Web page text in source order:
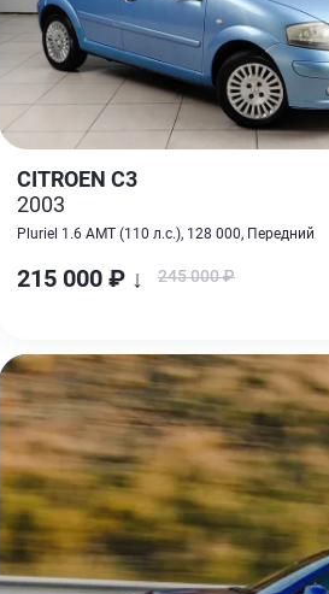
CITROEN C3
2003
Pluriel 1.6 AMT (110 л.с.), 128 000, Передний
215 000 ₽ ↓ 245 000 ₽